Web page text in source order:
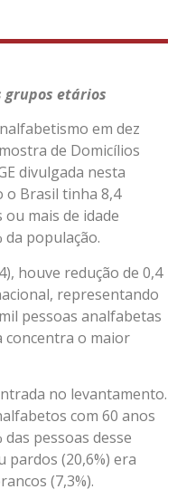
grupos etários
em dez
de Domicílios
divulgada nesta
o Brasil tinha 8,4
mais de idade
da população.
houve redução de 0,4
representando
pessoas analfabetas
concentra o maior
no levantamento.
com 60 anos
pessoas desse
pardos (20,6%) era
(7,3%).